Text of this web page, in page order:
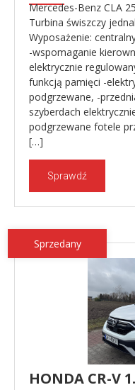
Mercedes-Benz CLA
Turbina świszczy
Wyposażenie:
-wspomaganie
elektrycznie
funkcją pamięci -
podgrzewane, -
szyberdach
podgrzewane fotele
[…]
Sprawdź
Sprzedany
HONDA CR-V